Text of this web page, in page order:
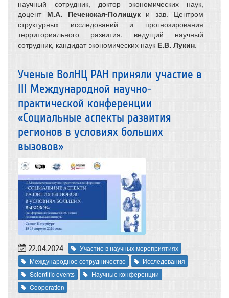
научный сотрудник, доктор экономических наук,
доцент М.А. Печенская-Полищуки зав. Центром
структурных исследований и прогнозирования
территориального развития, ведущий научный
сотрудник, кандидат экономических наук Е.В. Лукин.
Ученые ВолНЦ РАН приняли участие в
III Международной научно-
практической конференции
«Социальные аспекты развития
регионов в условиях больших
вызовов»
22.04.2024
Участие в научных мероприятиях
Международное сотрудничество
Исследования
Scientific events
Научные конференции
Cooperation